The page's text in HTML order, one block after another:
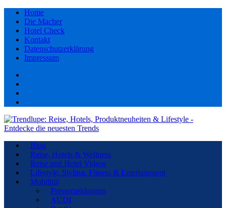
Home
Die Macher
Hotel Check
Kontakt
Datenschutzerklärung
Impressum
Blog
Reise, Hotels & Wellness
Reise und Hotel Videos
Lifestyle, Styling, Fitness & Entertainment
Mobilität
Pressemeldungen
AUDI